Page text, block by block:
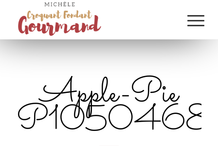
Apple-Pie
P1050468